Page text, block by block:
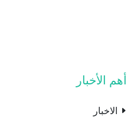
أهم الأخبار
الاخبار